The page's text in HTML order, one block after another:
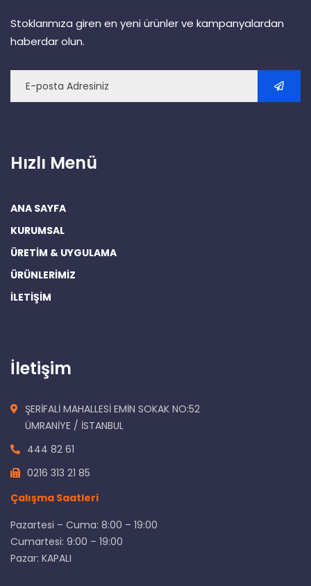
Stoklarımıza giren en yeni ürünler ve kampanyalardan
haberdar olun.
Hızlı Menü
ANA SAYFA
KURUMSAL
ÜRETİM & UYGULAMA
ÜRÜNLERİMİZ
İLETİŞİM
İletişim
ŞERİFALİ MAHALLESİ EMİN SOKAK NO:52
ÜMRANİYE / İSTANBUL
444 82 61
0216 313 21 85
Çalışma Saatleri
Pazartesi – Cuma: 8:00 – 19:00
Cumartesi: 9:00 – 19:00
Pazar: KAPALI